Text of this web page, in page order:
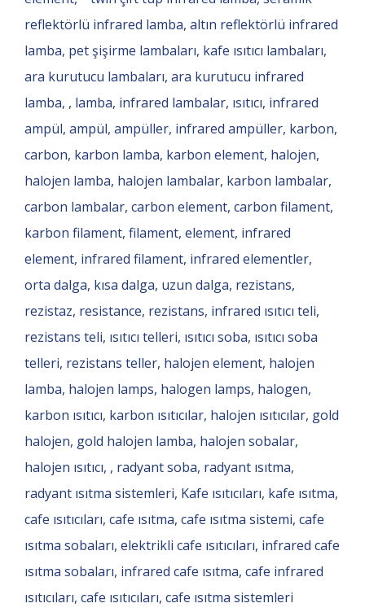
reflektörlü infrared lamba, altın reflektörlü infrared
lamba, pet şişirme lambaları, kafe ısıtıcı lambaları,
ara kurutucu lambaları, ara kurutucu infrared
lamba, , lamba, infrared lambalar, ısıtıcı, infrared
ampül, ampül, ampüller, infrared ampüller, karbon,
carbon, karbon lamba, karbon element, halojen,
halojen lamba, halojen lambalar, karbon lambalar,
carbon lambalar, carbon element, carbon filament,
karbon filament, filament, element, infrared
element, infrared filament, infrared elementler,
orta dalga, kısa dalga, uzun dalga, rezistans,
rezistaz, resistance, rezistans, infrared ısıtıcı teli,
rezistans teli, ısıtıcı telleri, ısıtıcı soba, ısıtıcı soba
telleri, rezistans teller, halojen element, halojen
lamba, halojen lamps, halogen lamps, halogen,
karbon ısıtıcı, karbon ısıtıcılar, halojen ısıtıcılar, gold
halojen, gold halojen lamba, halojen sobalar,
halojen ısıtıcı, , radyant soba, radyant ısıtma,
radyant ısıtma sistemleri, Kafe ısıtıcıları, kafe ısıtma,
cafe ısıtıcıları, cafe ısıtma, cafe ısıtma sistemi, cafe
ısıtma sobaları, elektrikli cafe ısıtıcıları, infrared cafe
ısıtma sobaları, infrared cafe ısıtma, cafe infrared
ısıtıcıları, cafe ısıtıcıları, cafe ısıtma sistemleri